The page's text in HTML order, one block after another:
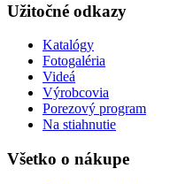
Užitočné odkazy
Katalógy
Fotogaléria
Videá
Výrobcovia
Porezový program
Na stiahnutie
Všetko o nákupe